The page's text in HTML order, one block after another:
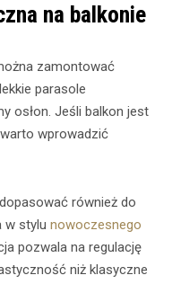
na balkonie
zamontować
parasole
osłon. Jeśli balkon jest
wprowadzić
również do
w stylu nowoczesnego
pozwala na regulację
niż klasyczne